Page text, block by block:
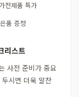
전제품 특가
품 증정
리스트
사전 준비가 중요
시면 더욱 알찬